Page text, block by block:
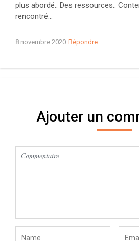
plus abordé.. Des ressources..
rencontré…
8 novembre 2020 Répondre
Ajouter un